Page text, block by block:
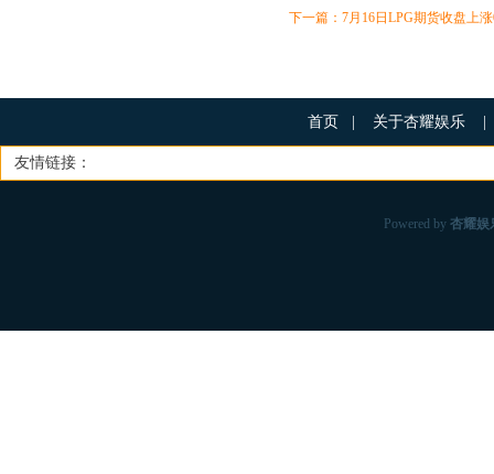
下一篇： 7月16日LPG期货收盘上
首页 关于杏耀娱乐
友情链接：
Powered by 杏耀娱